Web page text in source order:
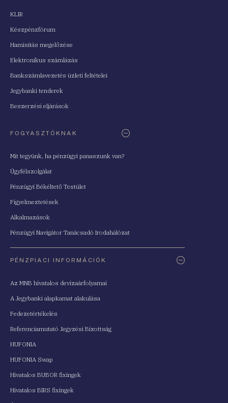
KLIR
Készpénzfórum
Hamisítás megelőzése
Elektronikus számlázás
Bankszámlavezetés üzleti feltételei
Jegybanki tenderek
Beszerzési eljárások
FOGYASZTÓKNAK
Mit tegyünk, ha pénzügyi panaszunk van?
Ügyfélszolgálat
Pénzügyi Békéltető Testület
Figyelmeztetések
Alkalmazások
Pénzügyi Navigátor Tanácsadó Irodahálózat
PÉNZPIACI INFORMÁCIÓK
Az MNB hivatalos devizaárfolyamai
A Jegybanki alapkamat alakulása
Fedezetértékelés
Referenciamutató Jegyzési Bizottság
HUFONIA
HUFONIA Swap
Hivatalos BUBOR fixingek
Hivatalos BIRS fixingek